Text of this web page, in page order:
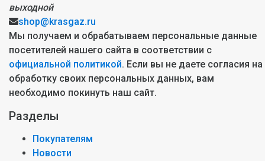
выходной
shop@krasgaz.ru
Мы получаем и обрабатываем персональные данные
посетителей нашего сайта в соответствии с
официальной политикой. Если вы не даете согласия на
обработку своих персональных данных, вам
необходимо покинуть наш сайт.
Разделы
Покупателям
Новости